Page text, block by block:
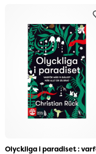
Olyckliga i paradiset :